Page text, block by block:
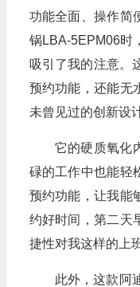
功能全面、操作简
锅LBA-5EPM06时
吸引了我的注意。
预约功能，还能无
未曾见过的创新设计
它的硬质氧化
碌的工作中也能轻
预约功能，让我能
约好时间，第二天
捷性对我这样的上
此外，这款阿